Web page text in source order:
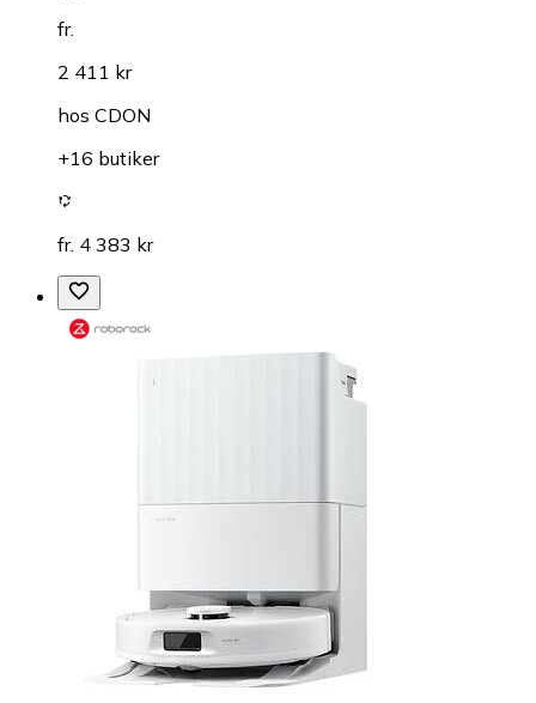
fr.
2 411 kr
hos CDON
+16 butiker
fr. 4 383 kr